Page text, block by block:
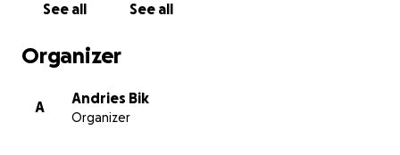
Iedere naam komt op mijn boot—als symbool van dank,
Met strijdbare groet,
See all See all
Organizer
A
Andries Bik
Organizer